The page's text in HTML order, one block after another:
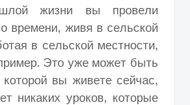
жизни вы провели
времени, живя в сельской
в сельской местности,
Это уже может быть
вы живете сейчас,
никаких уроков, которые